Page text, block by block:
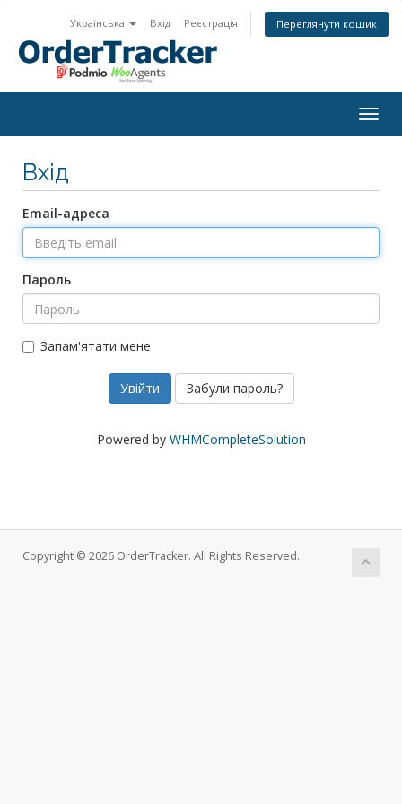
Українська Вхід Реєстрація Переглянути кошик
Вхід
Email-адреса
Пароль
Запам'ятати мене
Забули пароль?
Powered by WHMCompleteSolution
Copyright © 2026 OrderTracker. All Rights Reserved.